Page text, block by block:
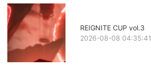
REIGNITE CUP vol.3
2026-08-08 04:35:41